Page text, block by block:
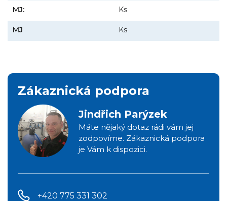
MJ: Ks
MJ Ks
Zákaznická podpora
Jindřich Parýzek
Máte nějaký dotaz rádi vám jej
zodpovíme. Zákaznická podpora
je Vám k dispozici.
+420 775 331 302